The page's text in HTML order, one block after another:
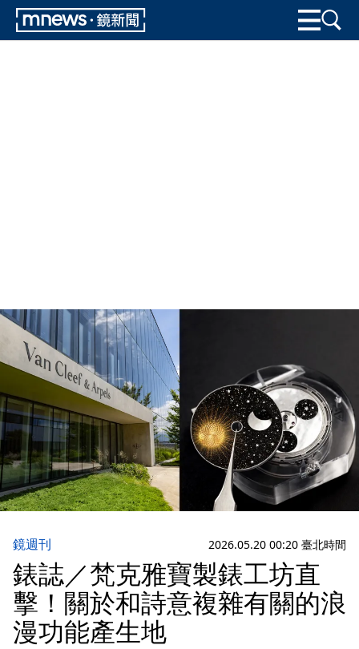
鏡週刊 2026.05.20 00:20 臺北時間
錶誌／梵克雅寶製錶工坊直
擊！關於和詩意複雜有關的浪
漫功能產生地